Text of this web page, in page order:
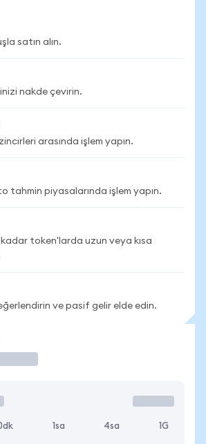
satın alın.
nakde çevirin.
arasında işlem yapın.
tahmin piyasalarında işlem yapın.
token'larda uzun veya kısa
ve pasif gelir elde edin.
1sa 4sa 1G